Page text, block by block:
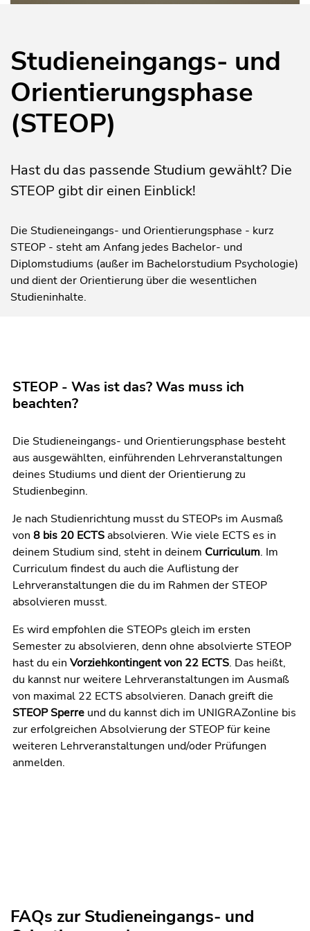
Studieneingangs- und
Orientierungsphase
(STEOP)
Hast du das passende Studium gewählt? Die
STEOP gibt dir einen Einblick!
Die Studieneingangs- und Orientierungsphase - kurz
STEOP - steht am Anfang jedes Bachelor- und
Diplomstudiums (außer im Bachelorstudium Psychologie)
und dient der Orientierung über die wesentlichen
Studieninhalte.
STEOP - Was ist das? Was muss ich
beachten?
Die Studieneingangs- und Orientierungsphase besteht
aus ausgewählten, einführenden Lehrveranstaltungen
deines Studiums und dient der Orientierung zu
Studienbeginn.
Je nach Studienrichtung musst du STEOPs im Ausmaß
von 8 bis 20 ECTSabsolvieren. Wie viele ECTS es in
deinem Studium sind, steht in deinem Curriculum. Im
Curriculum findest du auch die Auflistung der
Lehrveranstaltungen die du im Rahmen der STEOP
absolvieren musst.
Es wird empfohlen die STEOPs gleich im ersten
Semester zu absolvieren, denn ohne absolvierte STEOP
hast du ein Vorziehkontingent von 22 ECTS. Das heißt,
du kannst nur weitere Lehrveranstaltungen im Ausmaß
von maximal 22 ECTS absolvieren. Danach greift die
STEOP Sperre und du kannst dich im UNIGRAZonline bis
zur erfolgreichen Absolvierung der STEOP für keine
weiteren Lehrveranstaltungen und/oder Prüfungen
anmelden.
FAQs zur Studieneingangs- und